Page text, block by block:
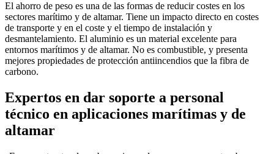
El ahorro de peso es una de las formas de reducir costes en los
sectores marítimo y de altamar. Tiene un impacto directo en costes
de transporte y en el coste y el tiempo de instalación y
desmantelamiento. El aluminio es un material excelente para
entornos marítimos y de altamar. No es combustible, y presenta
mejores propiedades de protección antiincendios que la fibra de
carbono.
Expertos en dar soporte a personal
técnico en aplicaciones marítimas y de
altamar